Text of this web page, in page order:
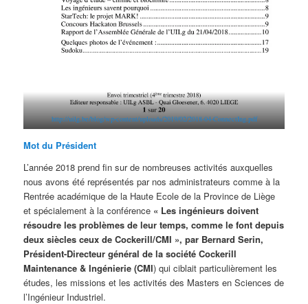
http://uilg.be/blog/wp-content/uploads/2019/02/2018-04-ConnectIng.pdf
Mot du Président
L’année 2018 prend fin sur de nombreuses activités auxquelles
nous avons été représentés par nos administrateurs comme à la
Rentrée académique de la Haute Ecole de la Province de Liège
et spécialement à la conférence « Les ingénieurs doivent
résoudre les problèmes de leur temps, comme le font depuis
deux siècles ceux de Cockerill/CMI », par Bernard Serin,
Président-Directeur général de la société Cockerill
Maintenance & Ingénierie (CMI) qui ciblait particulièrement les
études, les missions et les activités des Masters en Sciences de
l’Ingénieur Industriel.